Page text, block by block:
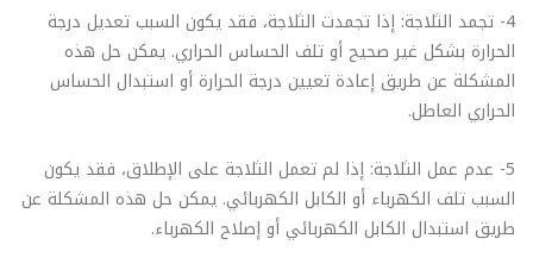
4- تجمد الثلاجة: إذا تجمدت الثلاجة، فقد يكون السبب تعديل درجة
الحرارة بشكل غير صحيح أو تلف الحساس الحراري. يمكن حل هذه
المشكلة عن طريق إعادة تعيين درجة الحرارة أو استبدال الحساس
الحراري العاطل.
5- عدم عمل الثلاجة: إذا لم تعمل الثلاجة على الإطلاق، فقد يكون
السبب تلف الكهرباء أو الكابل الكهربائي. يمكن حل هذه المشكلة عن
طريق استبدال الكابل الكهربائي أو إصلاح الكهرباء.